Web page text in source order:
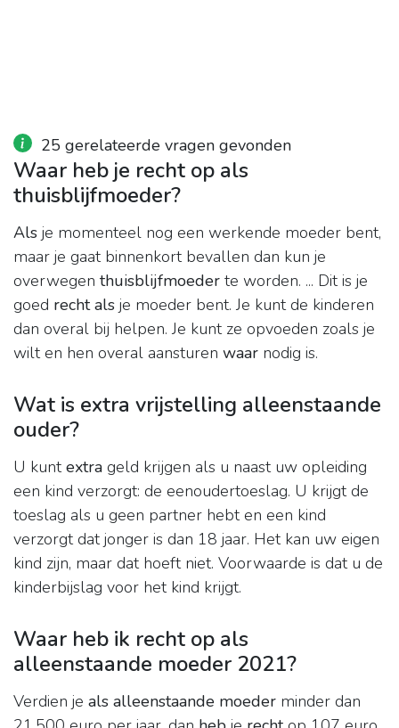
25 gerelateerde vragen gevonden
Waar heb je recht op als
thuisblijfmoeder?
Als je momenteel nog een werkende moeder bent,
maar je gaat binnenkort bevallen dan kun je
overwegen thuisblijfmoeder te worden. ... Dit is je
goed recht als je moeder bent. Je kunt de kinderen
dan overal bij helpen. Je kunt ze opvoeden zoals je
wilt en hen overal aansturen waar nodig is.
Wat is extra vrijstelling alleenstaande
ouder?
U kuntextra geld krijgen als u naast uw opleiding
een kind verzorgt: de eenoudertoeslag. U krijgt de
toeslag als u geen partner hebt en een kind
verzorgt dat jonger is dan 18 jaar. Het kan uw eigen
kind zijn, maar dat hoeft niet. Voorwaarde is dat u de
kinderbijslag voor het kind krijgt.
Waar heb ik recht op als
alleenstaande moeder 2021?
Verdien je als alleenstaande moeder minder dan